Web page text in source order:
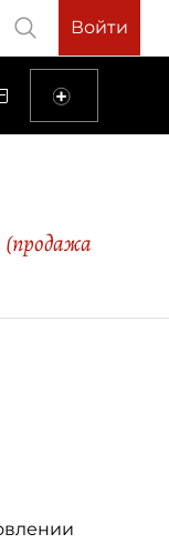
Войти
(продажа